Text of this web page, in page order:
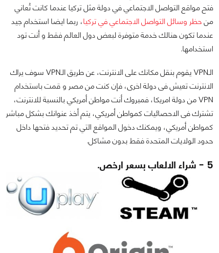
فتح مواقع التواصل الاجتماعي في دولة مثل تركيا عندما كانت تُعاني
من حظر وسائل التواصل الاجتماعي في تركيا، ربما ايضا استخدام جيد
عندما تكون هنالك خدمة متوفرة لبعض دول العالم فقط و أنت تود
استخدامها.
الـVPN يقوم بنقل مكانك على الانترنت، عن طريق الـVPN سوف يراك
الانترنت تعيش فى دولة اخرى، فإن كنت من مصر و قمت باستخدام
VPN من دولة امريكا، فمبروك أنت مواطن أمريكي بالنسبة للانترنت،
تشترك فى الاحصائيات كمواطن أمريكي، يتم أخذ عنوانك بشكل مباشر
كمواطن أمريكي، ويمكنك دخول المواقع التي تم تحديد فتحها داخل
حدود الولايات المتحدة فقط بدون مشاكل.
5 - شراء الالعاب بسعر ارخص.